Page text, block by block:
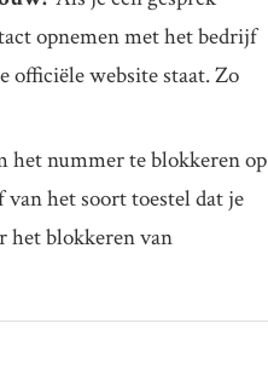
opnemen met het bedrijf
officiële website staat. Zo
het nummer te blokkeren op
het soort toestel dat je
het blokkeren van